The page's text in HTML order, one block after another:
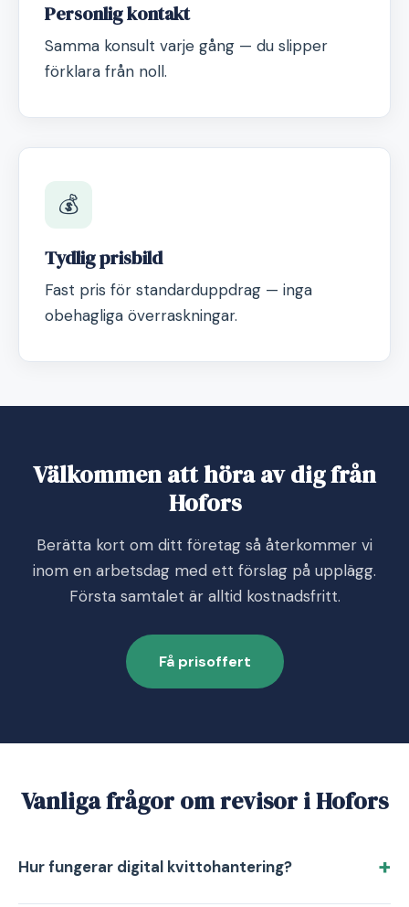
Personlig kontakt
Samma konsult varje gång — du slipper
förklara från noll.
💰
Tydlig prisbild
Fast pris för standarduppdrag — inga
obehagliga överraskningar.
Välkommen att höra av dig från
Hofors
Berätta kort om ditt företag så återkommer vi
inom en arbetsdag med ett förslag på upplägg.
Första samtalet är alltid kostnadsfritt.
Få prisoffert
Vanliga frågor om revisor i Hofors
Hur fungerar digital kvittohantering?